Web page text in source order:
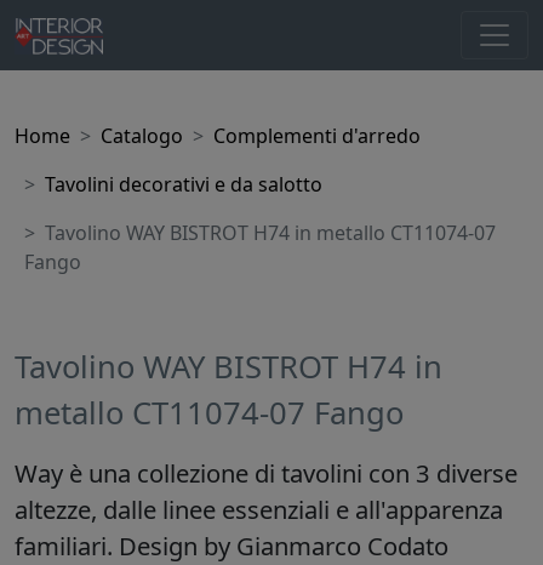
Home Catalogo
Complementi d'arredo
Tavolini decorativi e da salotto
Tavolino WAY BISTROT H74 in metallo CT11074-07
Fango
Tavolino WAY BISTROT H74 in
metallo CT11074-07 Fango
Way è una collezione di tavolini con 3 diverse
altezze, dalle linee essenziali e all'apparenza
familiari. Design by Gianmarco Codato